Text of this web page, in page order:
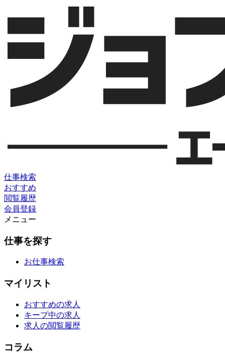
仕事検索
おすすめ
閲覧履歴
会員登録
メニュー
仕事を探す
お仕事検索
マイリスト
おすすめの求人
キープ中の求人
求人の閲覧履歴
コラム